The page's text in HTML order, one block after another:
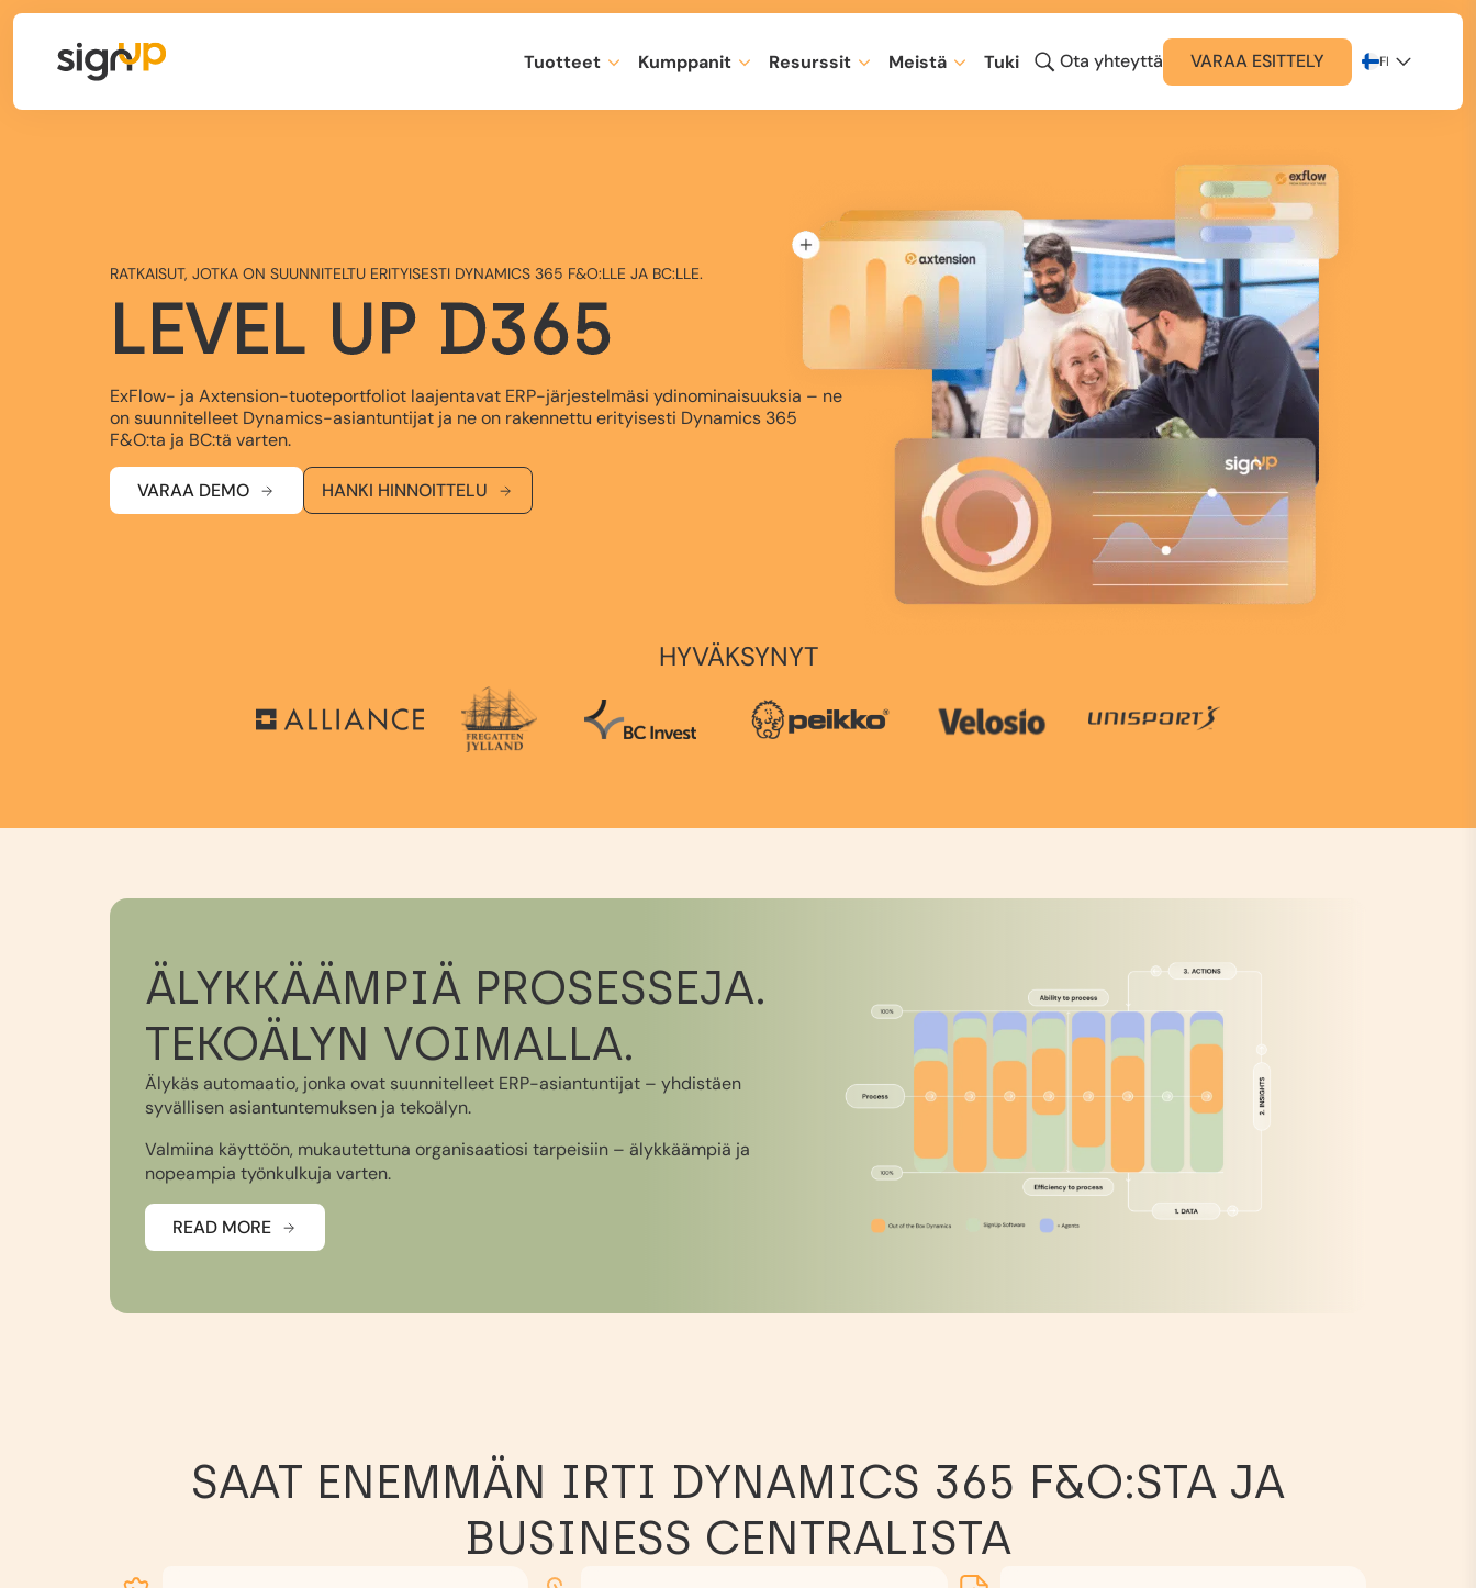
Tuotteet Kumppanit Resurssit Meistä Tuki Ota yhteyttä VARAA ESITTELY FI
RATKAISUT, JOTKA ON SUUNNITELTU ERITYISESTI DYNAMICS 365 F&O:LLE JA BC:LLE.
LEVEL UP D365
ExFlow- ja Axtension-tuoteportfoliot laajentavat ERP-järjestelmäsi ydinominaisuuksia – ne
on suunnitelleet Dynamics-asiantuntijat ja ne on rakennettu erityisesti Dynamics 365
F&O:ta ja BC:tä varten.
VARAA DEMO HANKI HINNOITTELU
HYVÄKSYNYT
ÄLYKKÄÄMPIÄ PROSESSEJA.
TEKOÄLYN VOIMALLA.
Älykäs automaatio, jonka ovat suunnitelleet ERP-asiantuntijat – yhdistäen
syvällisen asiantuntemuksen ja tekoälyn.
Valmiina käyttöön, mukautettuna organisaatiosi tarpeisiin – älykkäämpiä ja
nopeampia työnkulkuja varten.
READ MORE
SAAT ENEMMÄN IRTI DYNAMICS 365 F&O:STA JA
BUSINESS CENTRALISTA